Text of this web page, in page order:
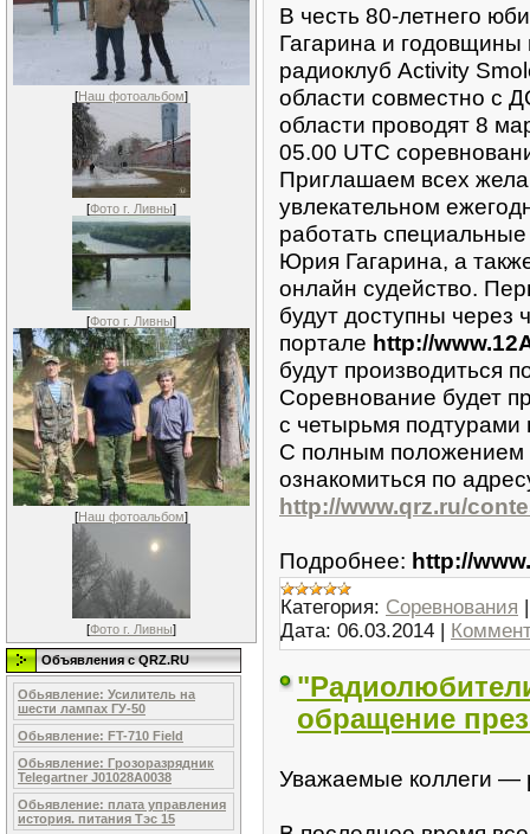
[Наш фотоальбом]
[Фото г. Ливны]
[Фото г. Ливны]
[Наш фотоальбом]
[Фото г. Ливны]
Объявления c QRZ.RU
Обьявление: Усилитель на
шести лампах ГУ-50
Обьявление: FT-710 Field
Обьявление: Грозоразрядник
Telegartner J01028A0038
Обьявление: плата управления
история. питания Тэс 15
В честь 80-летнего
Гагарина и годовщины
радиоклуб Activity
области совместно с
области проводят 8
05.00 UTC
Приглашаем всех
увлекательном
работать
Юрия Гагарина, а
онлайн судейство.
будут доступны через
портале http://
будут производиться
Соревнование будет
с четырьмя подтурами
С полным положением
ознакомиться по
http://www.qrz.ru/
Подробнее: http://
Категория: Соревнования
Дата: 06.03.2014 |
обращение
Уважаемые коллеги —